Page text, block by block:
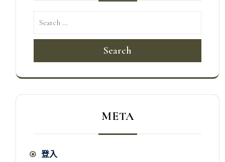
Search
META
登入